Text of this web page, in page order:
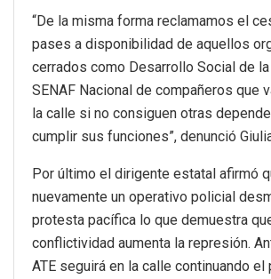
“De la misma forma reclamamos el
pases a disponibilidad de aquellos
cerrados como Desarrollo Social de
SENAF Nacional de compañeros que
la calle si no consiguen otras
cumplir sus funciones”, denunció
Por último el dirigente estatal afirmó
nuevamente un operativo policial
protesta pacífica lo que demuestra
conflictividad aumenta la represión.
ATE seguirá en la calle continuando el